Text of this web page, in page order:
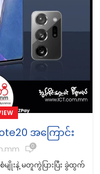
အကြောင်း
0
ျိုးနဲ့ မတူကွဲပြားပြီး ခွဲထွက်